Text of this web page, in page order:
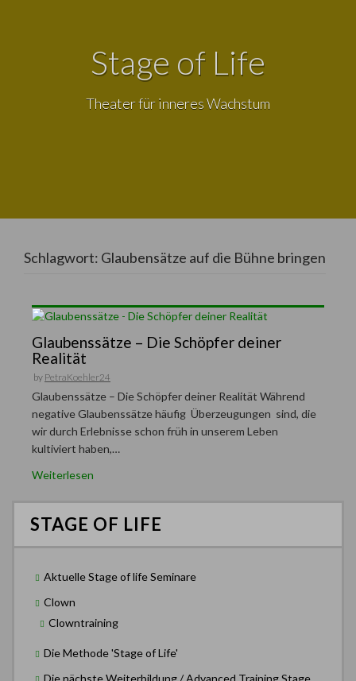
Stage of Life
Theater für inneres Wachstum
Schlagwort: Glaubensätze auf die Bühne bringen
Glaubenssätze – Die Schöpfer deiner
Realität
by PetraKoehler24
Glaubenssätze – Die Schöpfer deiner Realität Während
negative Glaubenssätze häufig Überzeugungen sind, die
wir durch Erlebnisse schon früh in unserem Leben
kultiviert haben,…
Weiterlesen
STAGE OF LIFE
Aktuelle Stage of life Seminare
Clown
Clowntraining
Die Methode 'Stage of Life'
Die nächste Weiterbildung / Advanced Training Stage